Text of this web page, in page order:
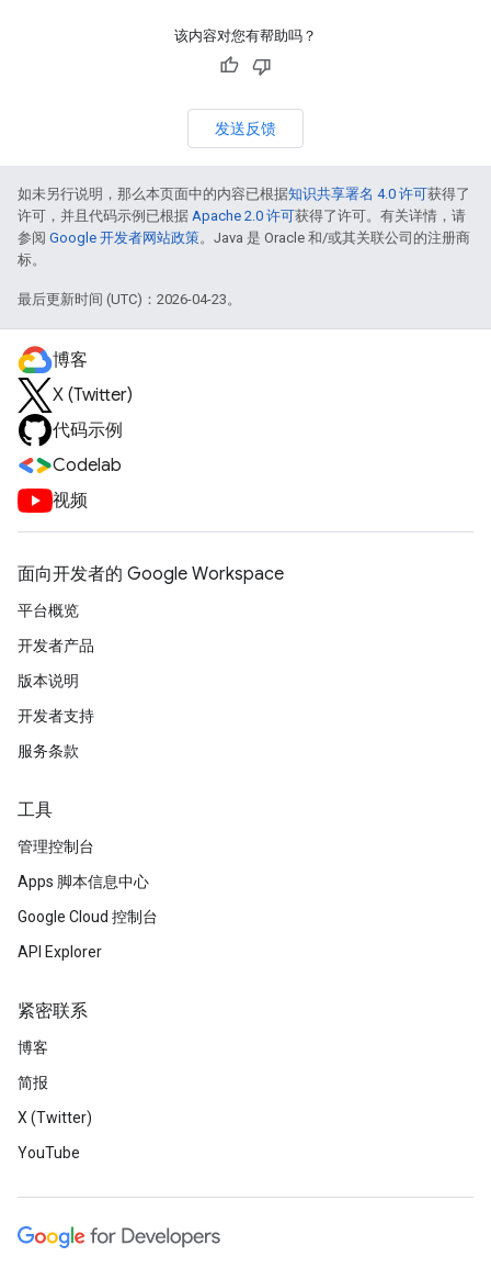
该内容对您有帮助吗？
发送反馈
如未另行说明，那么本页面中的内容已根据知识共享署名 4.0 许可获得了
许可，并且代码示例已根据 Apache 2.0 许可获得了许可。有关详情，请
参阅 Google 开发者网站政策。Java 是 Oracle 和/或其关联公司的注册商
标。
最后更新时间 (UTC)：2026-04-23。
博客
X (Twitter)
代码示例
Codelab
视频
面向开发者的 Google Workspace
平台概览
开发者产品
版本说明
开发者支持
服务条款
工具
管理控制台
Apps 脚本信息中心
Google Cloud 控制台
API Explorer
紧密联系
博客
简报
X (Twitter)
YouTube